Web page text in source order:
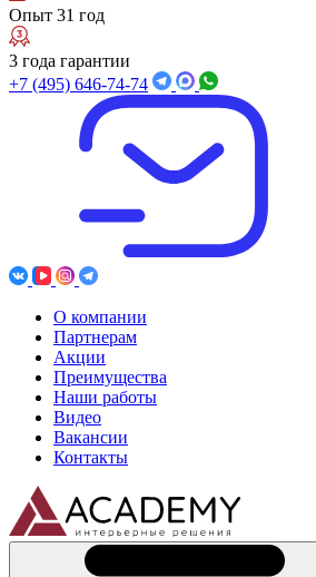
Опыт 31 год
3 года гарантии
+7 (495) 646-74-74
О компании
Партнерам
Акции
Преимущества
Наши работы
Видео
Вакансии
Контакты